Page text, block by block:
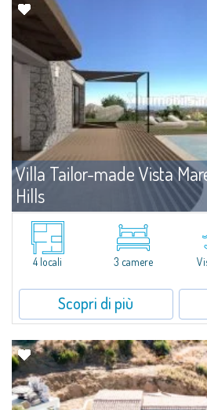
Villa Tailor-made Vista
Hills
Santa Teresa Gallura
La villa si inserisce in un piano di
panoramica in Gallura, con affaccio
vanta una superficie di 1.500 mq in posizione
4 locali 3 camere
Scopri di più